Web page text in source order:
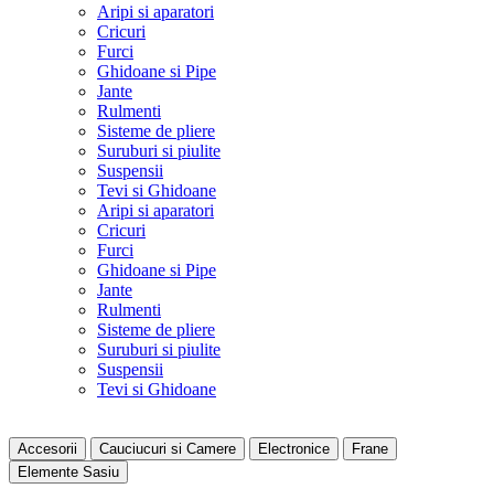
Aripi si aparatori
Cricuri
Furci
Ghidoane si Pipe
Jante
Rulmenti
Sisteme de pliere
Suruburi si piulite
Suspensii
Tevi si Ghidoane
Aripi si aparatori
Cricuri
Furci
Ghidoane si Pipe
Jante
Rulmenti
Sisteme de pliere
Suruburi si piulite
Suspensii
Tevi si Ghidoane
Accesorii Cauciucuri si Camere Electronice
Frane
Elemente Sasiu